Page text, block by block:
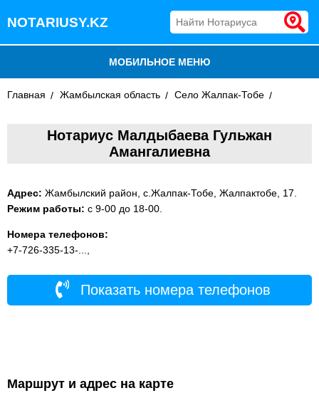
NOTARIUSY.KZ
МОБИЛЬНОЕ МЕНЮ
БЛОГ
ДОБАВИТЬ КОМПАНИЮ
Главная Жамбылская область Село Жалпак-Тобе
Нотариус Малдыбаева Гульжан
Амангалиевна
Адрес: Жамбылский район, с.Жалпак-Тобе, Жалпактобе, 17.
Режим работы: с 9-00 до 18-00.
Номера телефонов:
+7-726-335-13-...,
Показать номера телефонов
Маршрут и адрес на карте